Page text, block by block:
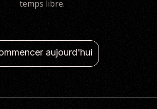
temps libre.
aujourd'hui